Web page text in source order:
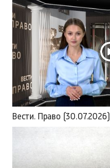
Вести. Право (30.07.2026)